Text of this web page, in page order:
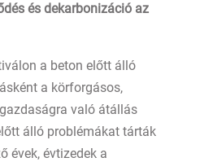
és dekarbonizáció az
a beton előtt álló
a körforgásos,
való átállás
álló problémákat tárták
évek, évtizedek a